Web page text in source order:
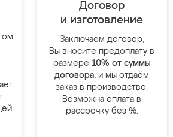
Договор
и изготовление
Заключаем договор,
Вы вносите предоплату в
размере 10% от суммы
договора, и мы отдаём
заказ в производство.
Возможна оплата в
рассрочку без %.